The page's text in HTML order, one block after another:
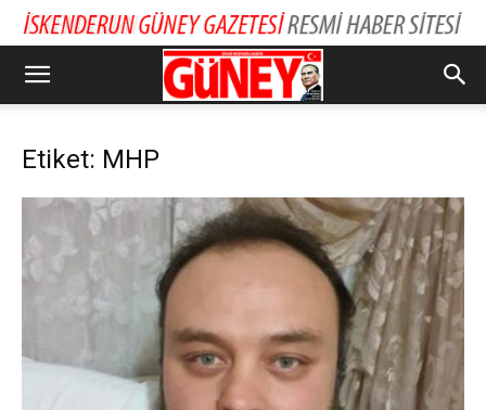
Etiket: MHP